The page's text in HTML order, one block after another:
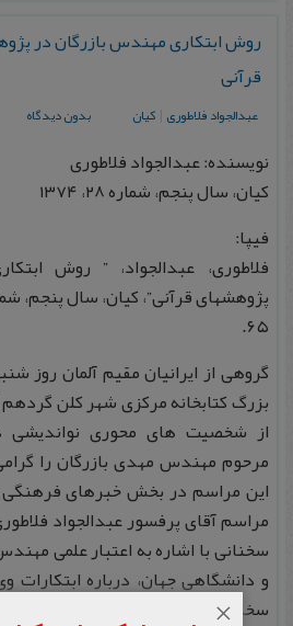
روش ابتكاری مهندس بازرگان در
قرآنی
عبدالجواد فلاطوری |كیان بدون دیدگاه
نویسنده: عبدالجواد فلاطوری
كیان، سال پنجم، شماره ۲۸، ۱۳۷۴
فیپا:
فلاطوری، عبدالجواد، ” روش
۶۵.
بزرگ کتابخانه مرکزی شهر کلن گردهم
از شخصیت های محوری نواندیشی
مرحوم مهندس مهدی بازرگان را
این مراسم در بخش خبرهای
مراسم آقای پرفسور عبدالجواد
سخنانی با اشاره به اعتبار علمی
و دانشگاهی جهان، درباره
سخن گفت. متن تحریرشده گفتار
×